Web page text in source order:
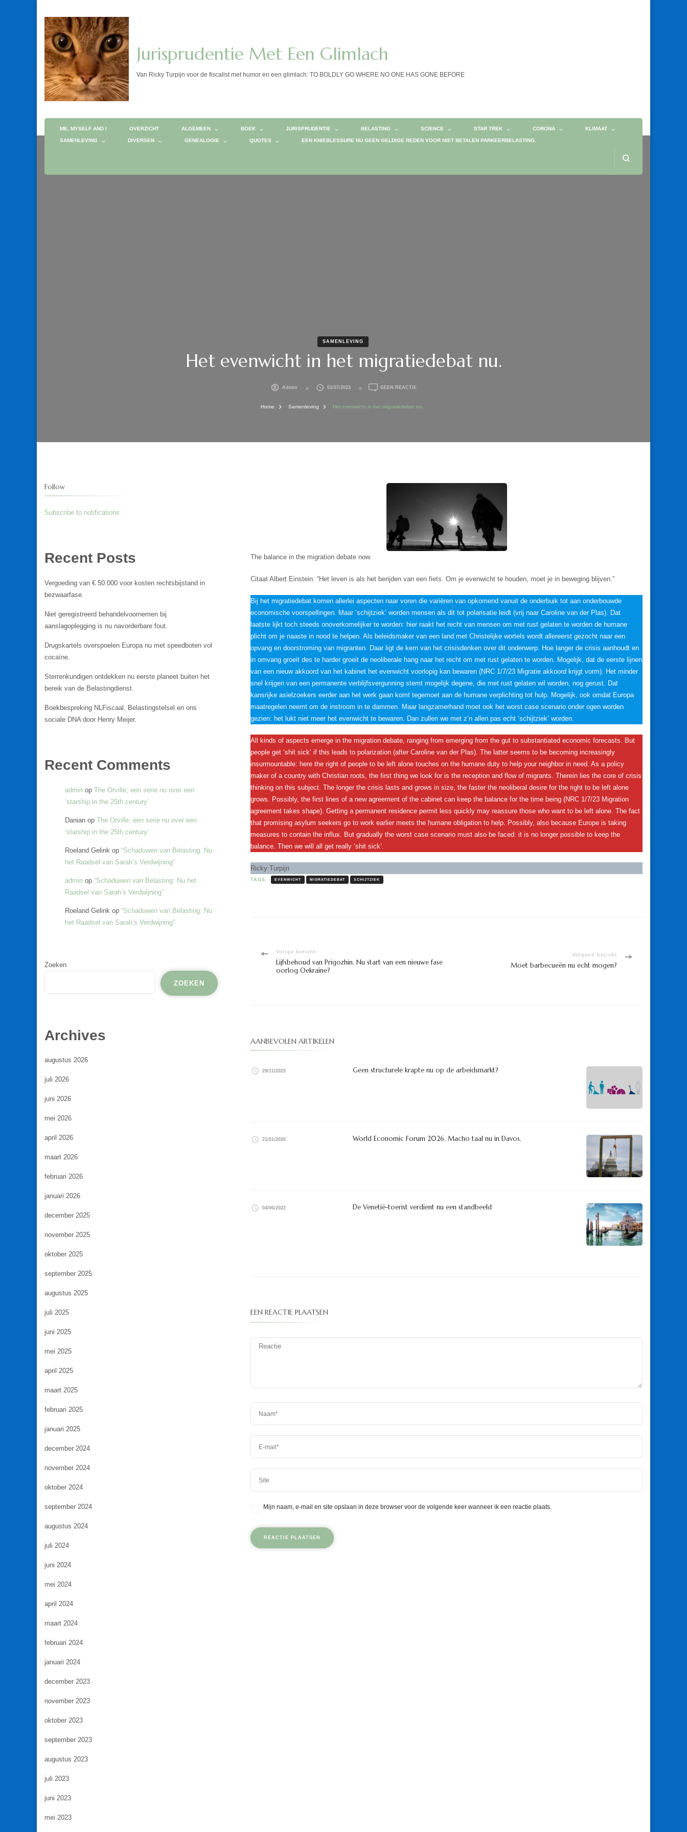
Jurisprudentie Met Een Glimlach
Van Ricky Turpijn voor de fiscalist met humor en een glimlach: TO BOLDLY GO WHERE NO ONE HAS GONE BEFORE
ME, MYSELF AND I OVERZICHT ALGEMEEN BOEK JURISPRUDENTIE BELASTING SCIENCE STAR TREK CORONA KLIMAAT
SAMENLEVING DIVERSEN GENEALOGIE QUOTES EEN KNIEBLESSURE NU GEEN GELDIGE REDEN VOOR NIET BETALEN PARKEERBELASTING.
SAMENLEVING
Het evenwicht in het migratiedebat nu.
Admin 01/07/2023 GEEN REACTIEOP
IN
Home Samenleving Het evenwicht in het migratiedebat nu.
The balance in the migration debate now.
Citaat Albert Einstein: “Het leven is als het berijden van een fiets. Om je evenwicht te houden, moet je in beweging blijven.”
Bij het migratiedebat komen allerlei aspecten naar voren die variëren van opkomend vanuit de onderbuik tot aan onderbouwde
economische voorspellingen. Maar ‘schijtziek’ worden mensen als dit tot polarisatie leidt (vrij naar Caroline van der Plas). Dat
laatste lijkt toch steeds onoverkomelijker te worden: hier raakt het recht van mensen om met rust gelaten te worden de humane
plicht om je naaste in nood te helpen. Als beleidsmaker van een land met Christelijke wortels wordt allereerst gezocht naar een
opvang en doorstroming van migranten. Daar ligt de kern van het crisisdenken over dit onderwerp. Hoe langer de crisis aanhoudt en
in omvang groeit des te harder groeit de neoliberale hang naar het recht om met rust gelaten te worden. Mogelijk, dat de eerste lijnen
van een nieuw akkoord van het kabinet het evenwicht voorlopig kan bewaren (NRC 1/7/23 Migratie akkoord krijgt vorm). Het minder
snel krijgen van een permanente verblijfsvergunning stemt mogelijk degene, die met rust gelaten wil worden, nog gerust. Dat
kansrijke asielzoekers eerder aan het werk gaan komt tegemoet aan de humane verplichting tot hulp. Mogelijk, ook omdat Europa
maatregelen neemt om de instroom in te dammen. Maar langzamerhand moet ook het worst case scenario onder ogen worden
gezien: het lukt niet meer het evenwicht te bewaren. Dan zullen we met z’n allen pas echt ‘schijtziek’ worden.
All kinds of aspects emerge in the migration debate, ranging from emerging from the gut to substantiated economic forecasts. But
people get ‘shit sick’ if this leads to polarization (after Caroline van der Plas). The latter seems to be becoming increasingly
insurmountable: here the right of people to be left alone touches on the humane duty to help your neighbor in need. As a policy
maker of a country with Christian roots, the first thing we look for is the reception and flow of migrants. Therein lies the core of crisis
thinking on this subject. The longer the crisis lasts and grows in size, the faster the neoliberal desire for the right to be left alone
grows. Possibly, the first lines of a new agreement of the cabinet can keep the balance for the time being (NRC 1/7/23 Migration
agreement takes shape). Getting a permanent residence permit less quickly may reassure those who want to be left alone. The fact
that promising asylum seekers go to work earlier meets the humane obligation to help. Possibly, also because Europe is taking
measures to contain the influx. But gradually the worst case scenario must also be faced: it is no longer possible to keep the
balance. Then we will all get really ‘shit sick’.
Ricky Turpijn
TAGS: EVENWICHT MIGRATIEDEBAT SCHIJTZIEK
Bericht
navigatie
Vorige bericht
Lijfsbehoud van Prigozhin. Nu start van een nieuwe fase
oorlog Oekraïne?
Volgend bericht
Moet barbecueën nu echt mogen?
AANBEVOLEN ARTIKELEN
29/11/2025 Geen structurele krapte nu op de arbeidsmarkt?
21/01/2026 World Economic Forum 2026. Macho taal nu in Davos.
04/06/2022 De Venetië-toerist verdient nu een standbeeld
EEN REACTIE PLAATSEN
Mijn naam, e-mail en site opslaan in deze browser voor de volgende keer wanneer ik een reactie plaats.
Follow
Subscribe to notifications
Recent Posts
Vergoeding van € 50.000 voor kosten rechtsbijstand in
bezwaarfase.
Niet geregistreerd behandelvoornemen bij
aanslagoplegging is nu navorderbare fout.
Drugskartels overspoelen Europa nu met speedboten vol
cocaïne.
Sterrenkundigen ontdekken nu eerste planeet buiten het
bereik van de Belastingdienst.
Boekbespreking NLFiscaal. Belastingstelsel en ons
sociale DNA door Henry Meijer.
Recent Comments
admin op The Orville; een serie nu over een
‘starship in the 25th century’
Danian op The Orville; een serie nu over een
‘starship in the 25th century’
Roeland Gelink op “Schaduwen van Belasting: Nu
het Raadsel van Sarah’s Verdwijning”
admin op “Schaduwen van Belasting: Nu het
Raadsel van Sarah’s Verdwijning”
Roeland Gelink op “Schaduwen van Belasting: Nu
het Raadsel van Sarah’s Verdwijning”
Zoeken
ZOEKEN
Archives
augustus 2026
juli 2026
juni 2026
mei 2026
april 2026
maart 2026
februari 2026
januari 2026
december 2025
november 2025
oktober 2025
september 2025
augustus 2025
juli 2025
juni 2025
mei 2025
april 2025
maart 2025
februari 2025
januari 2025
december 2024
november 2024
oktober 2024
september 2024
augustus 2024
juli 2024
juni 2024
mei 2024
april 2024
maart 2024
februari 2024
januari 2024
december 2023
november 2023
oktober 2023
september 2023
augustus 2023
juli 2023
juni 2023
mei 2023